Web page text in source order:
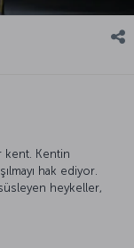
kent. Kentin
hak ediyor.
heykeller,
kenti başka